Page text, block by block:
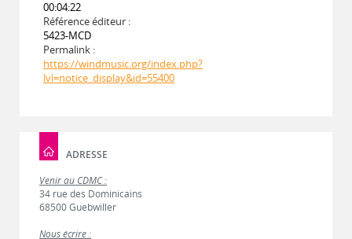
00:04:22
Référence éditeur :
5423-MCD
Permalink :
https://windmusic.org/index.php?
lvl=notice_display&id=55400
ADRESSE
Venir au CDMC :
34 rue des Dominicains
68500 Guebwiller
Nous écrire :